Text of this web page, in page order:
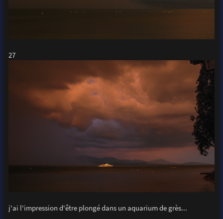
27
j'ai l'impression d'être plongé dans un aquarium de grès...